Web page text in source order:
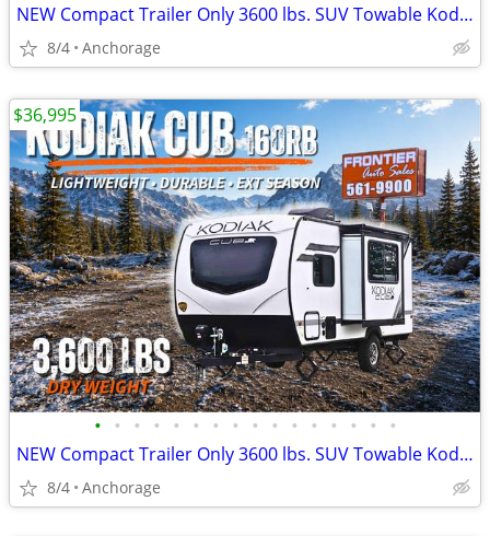
NEW Compact Trailer Only 3600 lbs. SUV Towable Kodiak Cub 160RB
8/4 Anchorage
• • • • • • • • • • • • • • • •
NEW Compact Trailer Only 3600 lbs. SUV Towable Kodiak Cub 160RB
8/4 Anchorage
$36,995